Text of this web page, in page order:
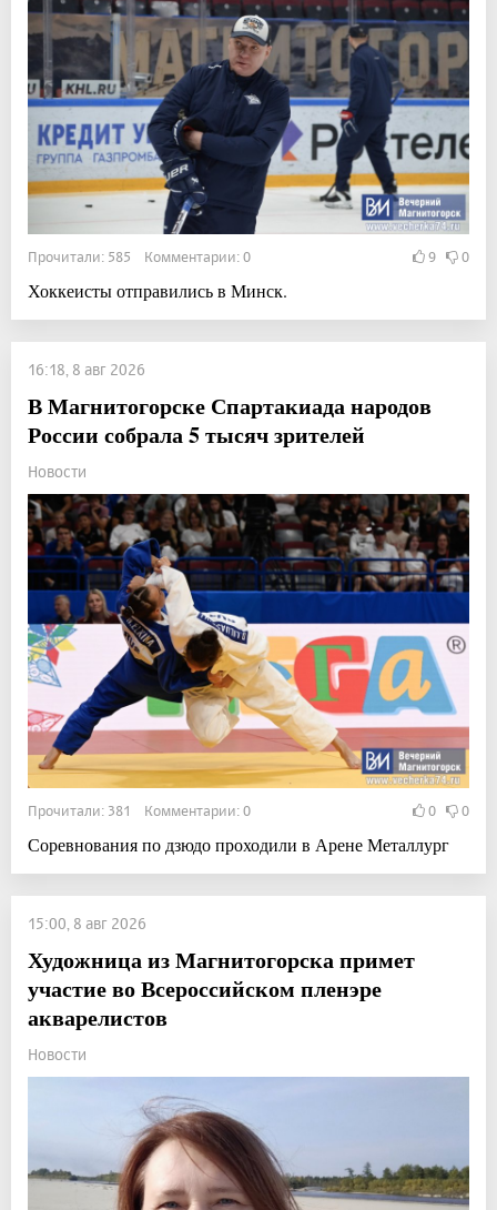
Прочитали: 585 Комментарии: 0 9 0
Хоккеисты отправились в Минск.
16:18, 8 авг 2026
В Магнитогорске Спартакиада народов
России собрала 5 тысяч зрителей
Новости
Прочитали: 381 Комментарии: 0 0 0
Соревнования по дзюдо проходили в Арене Металлург
15:00, 8 авг 2026
Художница из Магнитогорска примет
участие во Всероссийском пленэре
акварелистов
Новости